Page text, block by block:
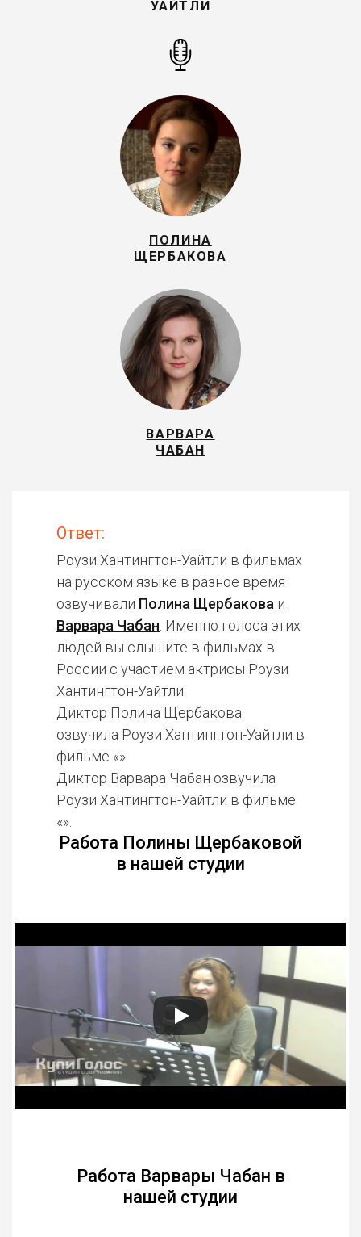
УАЙТЛИ
ПОЛИНА
ЩЕРБАКОВА
ВАРВАРА
ЧАБАН
Ответ:
Роузи Хантингтон-Уайтли в фильмах
на русском языке в разное время
озвучивали Полина Щербакова и
Варвара Чабан . Именно голоса этих
людей вы слышите в фильмах в
России с участием актрисы Роузи
Хантингтон-Уайтли.
Диктор Полина Щербакова
озвучила Роузи Хантингтон-Уайтли в
фильме «».
Диктор Варвара Чабан озвучила
Роузи Хантингтон-Уайтли в фильме
«».
Работа Полины Щербаковой
в нашей студии
Работа Варвары Чабан в
нашей студии